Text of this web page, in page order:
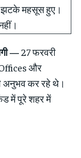
झटके महसूस हुए।
— 27 फरवरी
और
अनुभव कर रहे थे।
में पूरे शहर में